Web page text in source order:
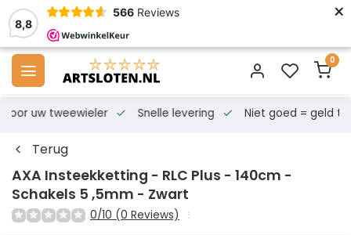
8,8
566 Reviews ×
0
voor uw tweewieler Snelle levering Niet goed = geld
Terug
AXA Insteekketting - RLC Plus - 140cm -
Schakels 5 ,5mm - Zwart
0/10 (0 Reviews)